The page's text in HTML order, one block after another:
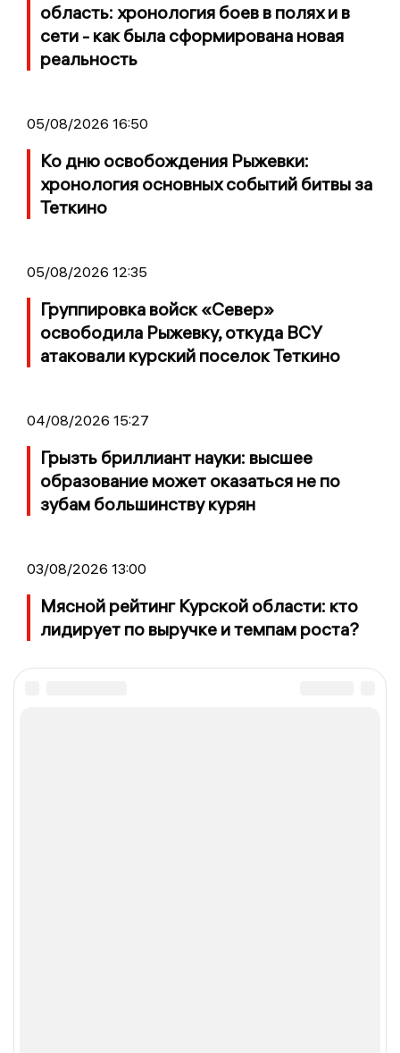
область: хронология боев в полях и в
сети - как была сформирована новая
реальность
05/08/2026 16:50
Ко дню освобождения Рыжевки:
хронология основных событий битвы за
Теткино
05/08/2026 12:35
Группировка войск «Север»
освободила Рыжевку, откуда ВСУ
атаковали курский поселок Теткино
04/08/2026 15:27
Грызть бриллиант науки: высшее
образование может оказаться не по
зубам большинству курян
03/08/2026 13:00
Мясной рейтинг Курской области: кто
лидирует по выручке и темпам роста?